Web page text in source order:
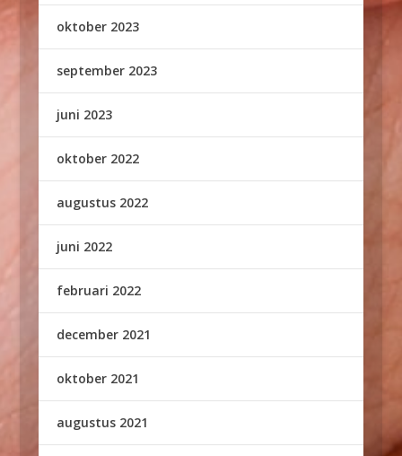
oktober 2023
september 2023
juni 2023
oktober 2022
augustus 2022
juni 2022
februari 2022
december 2021
oktober 2021
augustus 2021